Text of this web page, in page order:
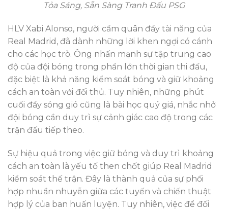
Tỏa Sáng, Sẵn Sàng Tranh Đấu PSG
HLV Xabi Alonso, người cầm quân đầy tài năng của
Real Madrid, đã dành những lời khen ngợi có cánh
cho các học trò. Ông nhấn mạnh sự tập trung cao
độ của đội bóng trong phần lớn thời gian thi đấu,
đặc biệt là khả năng kiểm soát bóng và giữ khoảng
cách an toàn với đối thủ. Tuy nhiên, những phút
cuối đầy sóng gió cũng là bài học quý giá, nhắc nhở
đội bóng cần duy trì sự cảnh giác cao độ trong các
trận đấu tiếp theo.
Sự hiệu quả trong việc giữ bóng và duy trì khoảng
cách an toàn là yếu tố then chốt giúp Real Madrid
kiểm soát thế trận. Đây là thành quả của sự phối
hợp nhuần nhuyễn giữa các tuyến và chiến thuật
hợp lý của ban huấn luyện. Tuy nhiên, việc để đối